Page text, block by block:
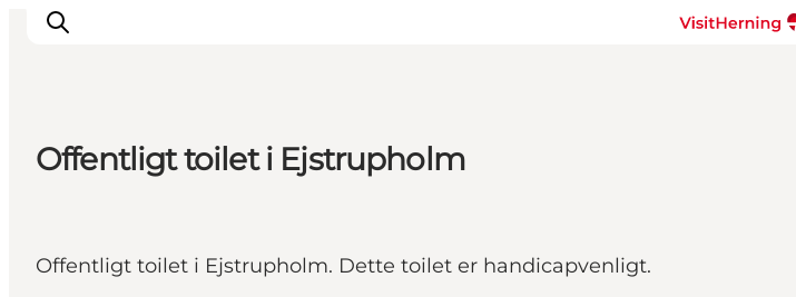
Kunstlandet
Se og oplev
Offentligt toilet i Ejstrupholm
Offentligt toilet i Ejstrupholm. Dette toilet er handicapvenligt.